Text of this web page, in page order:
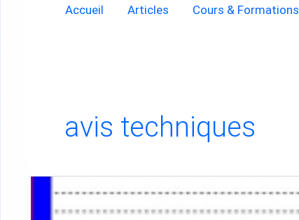
Accueil
Articles Cours & Formations
avis techniques
de